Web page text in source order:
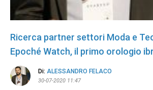
Ricerca partner settori Moda e
Epoché Watch, il primo orologio
Di: ALESSANDRO FELACO
30-07-2020 11:47